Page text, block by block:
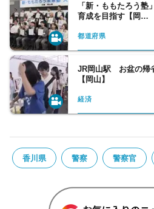
「新・ももたろう
育成を目指す【岡…
都道府県
JR岡山駅 お盆の帰
【岡山】
経済
香川県 警察 警察官